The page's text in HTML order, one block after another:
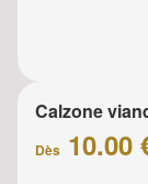
Calzone
Dès 10.00